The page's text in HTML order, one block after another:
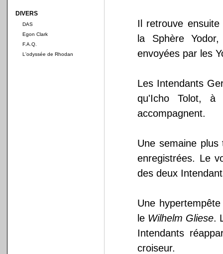
DIVERS
DAS
Egon Clark
F.A.Q.
L'odyssée de Rhodan
Il retrouve
la Sphère
envoyées par les
Les Intendants
qu'Icho Tolot,
accompagnent.
Une semaine
enregistrées. Le
des deux
Une
le Wilhelm Gliese.
Intendants
croiseur.